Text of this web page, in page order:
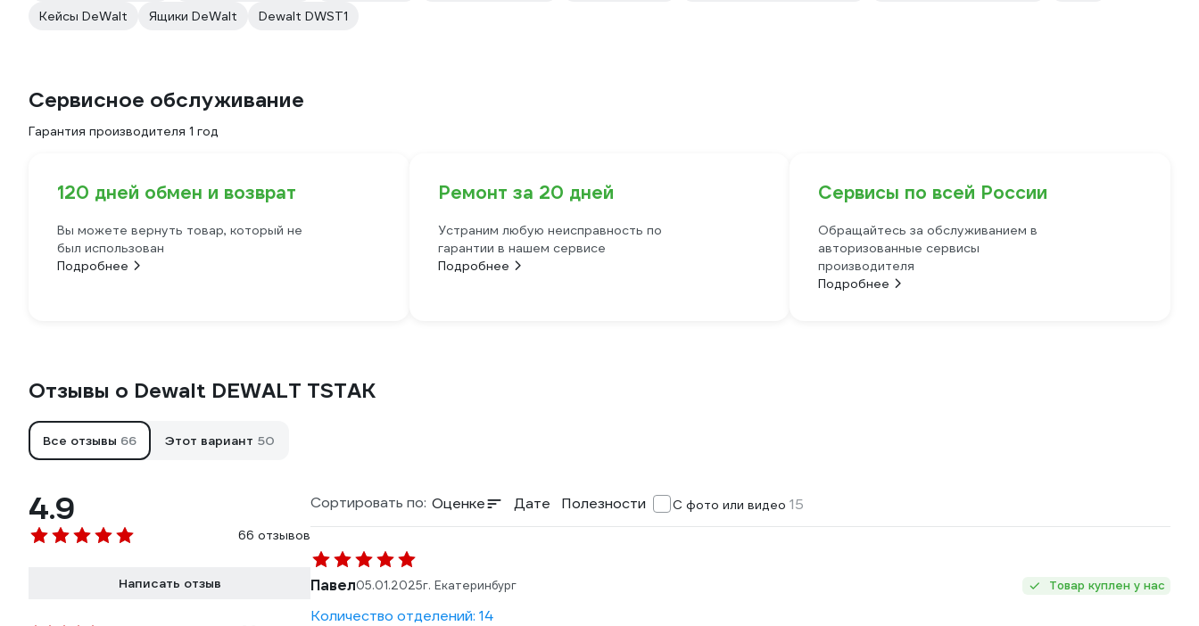
Кейсы DeWalt
Ящики DeWalt Dewalt DWST1
Сервисное обслуживание
Гарантия производителя 1 год
120 дней обмен и возврат
Вы можете вернуть товар, который не
был использован
Подробнее
Ремонт за 20 дней
Устраним любую неисправность по
гарантии в нашем сервисе
Подробнее
Сервисы по всей России
Обращайтесь за обслуживанием в
авторизованные сервисы
производителя
Подробнее
Отзывы о Dewalt DEWALT TSTAK
Все отзывы 66 Этот вариант 50
4.9
66 отзывов
Написать отзыв
Сортировать по: Оценке Дате Полезности С фото или видео 15
Павел05.01.2025г. Екатеринбург Товар куплен у нас
Количество отделений: 14